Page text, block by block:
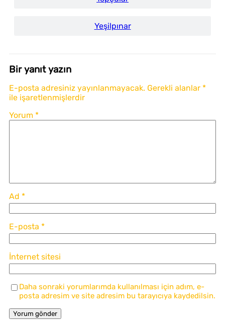
Yeşilpınar
Bir yanıt yazın
E-posta adresiniz yayınlanmayacak. Gerekli alanlar *
ile işaretlenmişlerdir
Yorum *
Ad *
E-posta *
İnternet sitesi
Daha sonraki yorumlarımda kullanılması için adım, e-
posta adresim ve site adresim bu tarayıcıya kaydedilsin.